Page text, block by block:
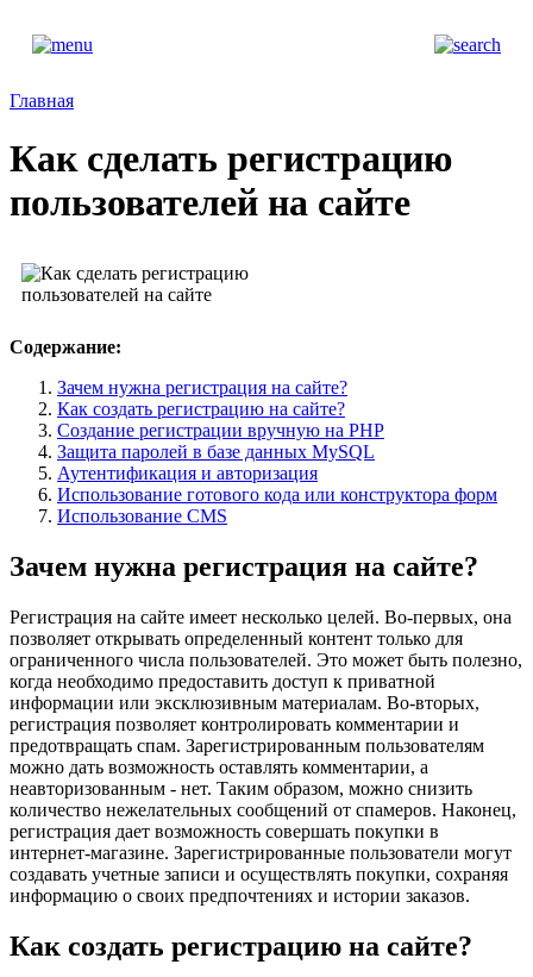
Главная
Как сделать регистрацию
пользователей на сайте
Содержание:
Зачем нужна регистрация на сайте?
Как создать регистрацию на сайте?
Создание регистрации вручную на PHP
Защита паролей в базе данных MySQL
Аутентификация и авторизация
Использование готового кода или конструктора форм
Использование CMS
Зачем нужна регистрация на сайте?
Регистрация на сайте имеет несколько целей. Во-первых, она
позволяет открывать определенный контент только для
ограниченного числа пользователей. Это может быть полезно,
когда необходимо предоставить доступ к приватной
информации или эксклюзивным материалам. Во-вторых,
регистрация позволяет контролировать комментарии и
предотвращать спам. Зарегистрированным пользователям
можно дать возможность оставлять комментарии, а
неавторизованным - нет. Таким образом, можно снизить
количество нежелательных сообщений от спамеров. Наконец,
регистрация дает возможность совершать покупки в
интернет-магазине. Зарегистрированные пользователи могут
создавать учетные записи и осуществлять покупки, сохраняя
информацию о своих предпочтениях и истории заказов.
Как создать регистрацию на сайте?